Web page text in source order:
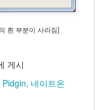
흰 부분이 사라짐]
게시
Pidgin 네이트온